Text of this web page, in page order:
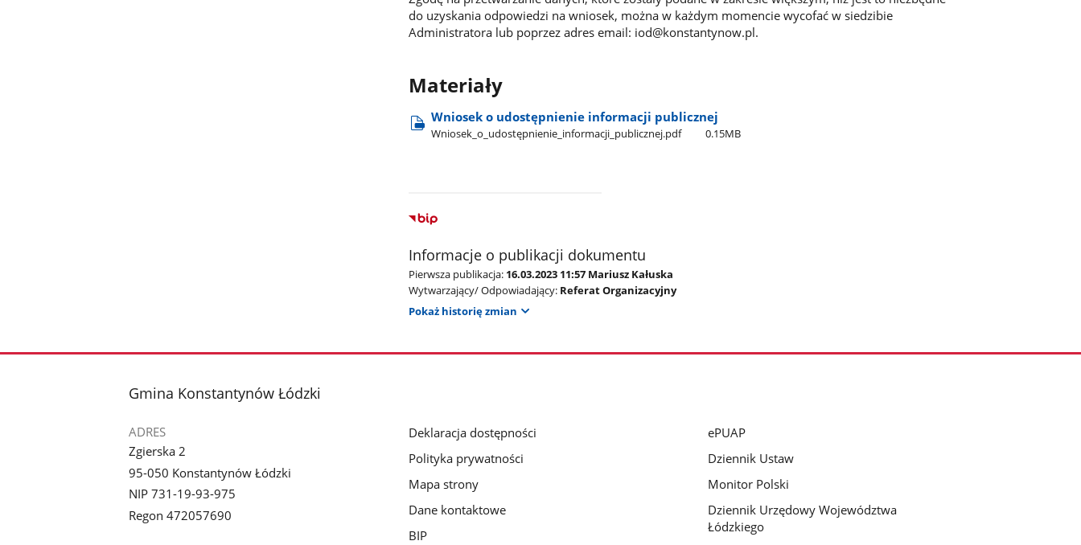
do uzyskania odpowiedzi na wniosek, można w każdym momencie wycofać w siedzibie
Administratora lub poprzez adres email: iod@konstantynow.pl.
Materiały
Wniosek o udostępnienie informacji publicznej
Wniosek​_o​_udostępnienie​_informacji​_publicznej.pdf 0.15MB
Informacje o publikacji dokumentu
Pierwsza publikacja: 16.03.2023 11:57 Mariusz Kałuska
Wytwarzający/ Odpowiadający: Referat Organizacyjny
Pokaż historię zmian
stopka
Gmina Konstantynów Łódzki
ADRES
Zgierska 2
95-050 Konstantynów Łódzki
NIP 731-19-93-975
Regon 472057690
Deklaracja dostępności
Polityka prywatności
Mapa strony
Dane kontaktowe
BIP
ePUAP
Dziennik Ustaw
Monitor Polski
Dziennik Urzędowy Województwa
Łódzkiego